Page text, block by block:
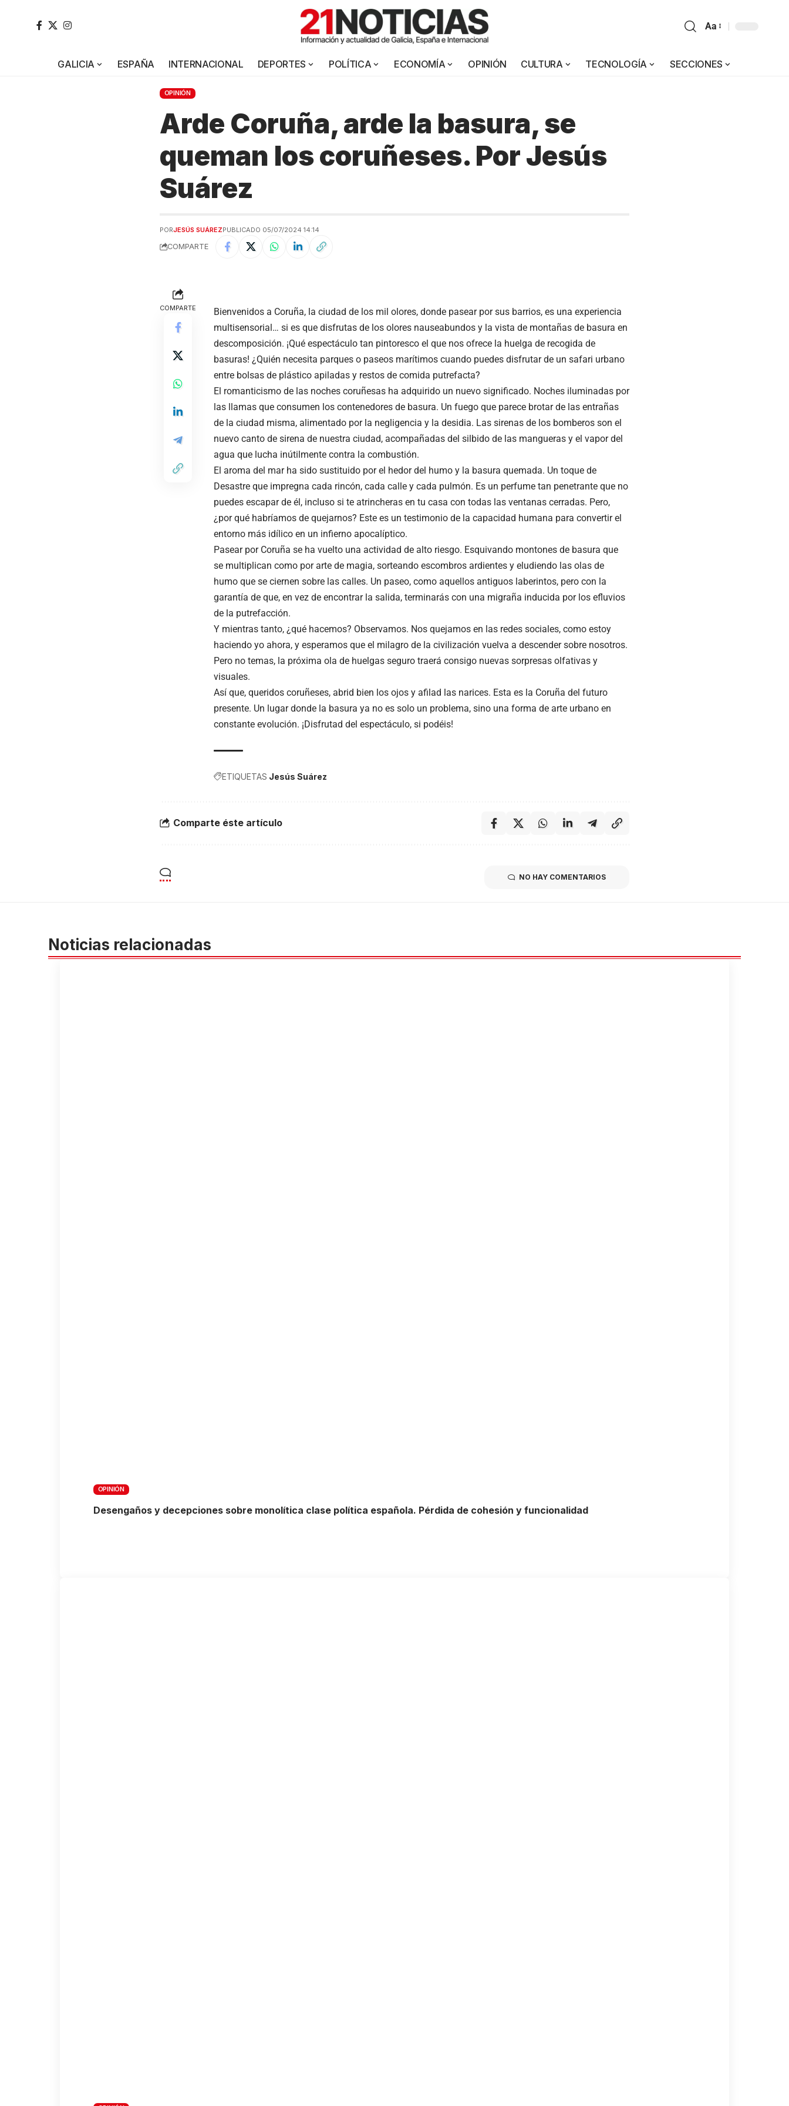
Aa
GALICIA ESPAÑA INTERNACIONAL DEPORTES POLÍTICA ECONOMÍA OPINIÓN CULTURA TECNOLOGÍA SECCIONES
OPINIÓN
Arde Coruña, arde la basura, se
queman los coruñeses. Por Jesús
Suárez
PORJESÚS SUÁREZPUBLICADO 05/07/2024 14:14
COMPARTE
COMPARTE
Bienvenidos a Coruña, la ciudad de los mil olores, donde pasear por sus barrios, es una experiencia
multisensorial… si es que disfrutas de los olores nauseabundos y la vista de montañas de basura en
descomposición. ¡Qué espectáculo tan pintoresco el que nos ofrece la huelga de recogida de
basuras! ¿Quién necesita parques o paseos marítimos cuando puedes disfrutar de un safari urbano
entre bolsas de plástico apiladas y restos de comida putrefacta?
El romanticismo de las noches coruñesas ha adquirido un nuevo significado. Noches iluminadas por
las llamas que consumen los contenedores de basura. Un fuego que parece brotar de las entrañas
de la ciudad misma, alimentado por la negligencia y la desidia. Las sirenas de los bomberos son el
nuevo canto de sirena de nuestra ciudad, acompañadas del silbido de las mangueras y el vapor del
agua que lucha inútilmente contra la combustión.
El aroma del mar ha sido sustituido por el hedor del humo y la basura quemada. Un toque de
Desastre que impregna cada rincón, cada calle y cada pulmón. Es un perfume tan penetrante que no
puedes escapar de él, incluso si te atrincheras en tu casa con todas las ventanas cerradas. Pero,
¿por qué habríamos de quejarnos? Este es un testimonio de la capacidad humana para convertir el
entorno más idílico en un infierno apocalíptico.
Pasear por Coruña se ha vuelto una actividad de alto riesgo. Esquivando montones de basura que
se multiplican como por arte de magia, sorteando escombros ardientes y eludiendo las olas de
humo que se ciernen sobre las calles. Un paseo, como aquellos antiguos laberintos, pero con la
garantía de que, en vez de encontrar la salida, terminarás con una migraña inducida por los efluvios
de la putrefacción.
Y mientras tanto, ¿qué hacemos? Observamos. Nos quejamos en las redes sociales, como estoy
haciendo yo ahora, y esperamos que el milagro de la civilización vuelva a descender sobre nosotros.
Pero no temas, la próxima ola de huelgas seguro traerá consigo nuevas sorpresas olfativas y
visuales.
Así que, queridos coruñeses, abrid bien los ojos y afilad las narices. Esta es la Coruña del futuro
presente. Un lugar donde la basura ya no es solo un problema, sino una forma de arte urbano en
constante evolución. ¡Disfrutad del espectáculo, si podéis!
ETIQUETAS Jesús Suárez
Comparte éste artículo
NO HAY COMENTARIOS
Noticias relacionadas
OPINIÓN
Desengaños y decepciones sobre monolítica clase política española. Pérdida de cohesión y funcionalidad